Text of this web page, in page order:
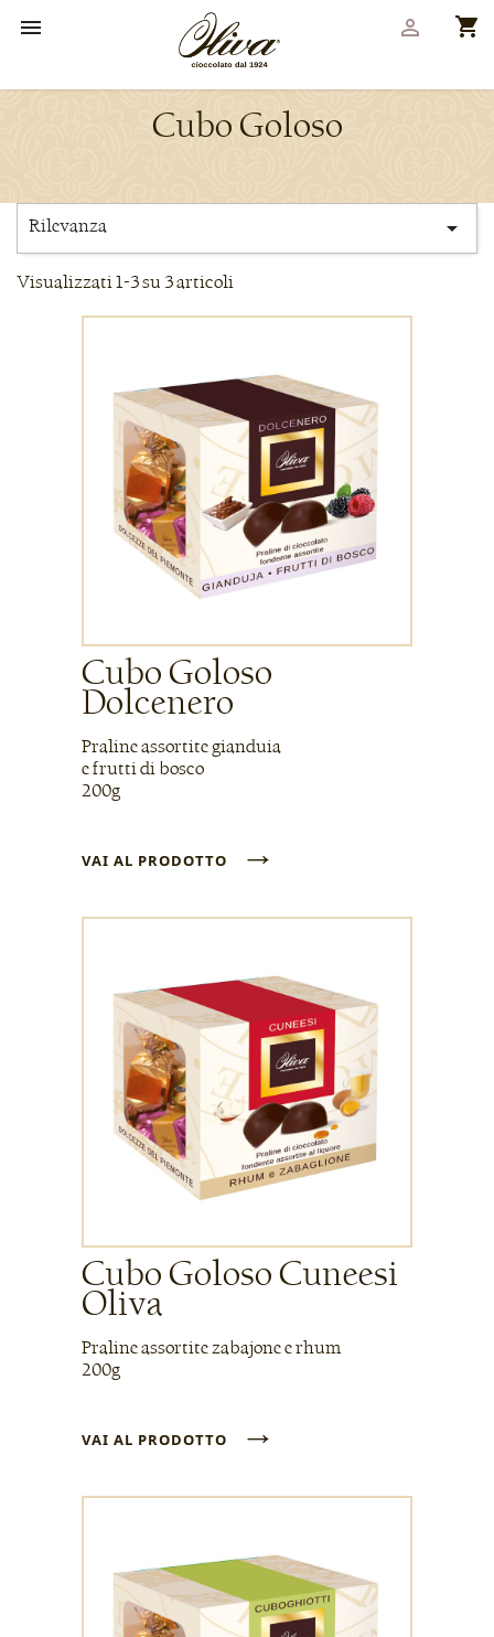
 shopping_cart

Cubo Goloso
Rilevanza 
Visualizzati 1-3 su 3 articoli
Cubo Goloso
Dolcenero
Praline assortite gianduia
e frutti di bosco
200g
VAI AL PRODOTTO →
Cubo Goloso Cuneesi
Oliva
Praline assortite zabajone e rhum
200g
VAI AL PRODOTTO →